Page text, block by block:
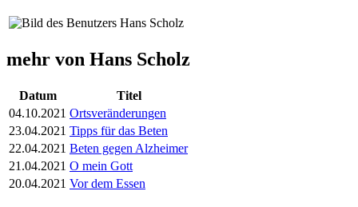
mehr von Hans Scholz
Datum
Titel
04.10.2021 Ortsveränderungen
23.04.2021 Tipps für das Beten
22.04.2021 Beten gegen Alzheimer
21.04.2021 O mein Gott
20.04.2021 Vor dem Essen